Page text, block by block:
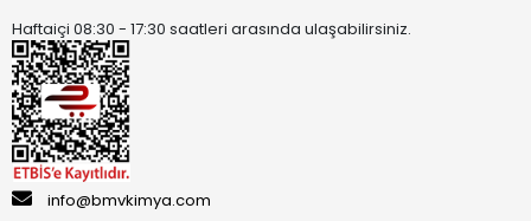
Haftaiçi 08:30 - 17:30 saatleri arasında ulaşabilirsiniz.
info@bmvkimya.com